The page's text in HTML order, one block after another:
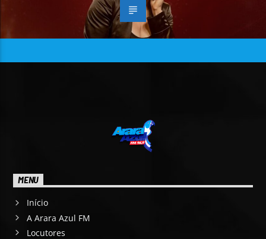
MENU
Início
A Arara Azul FM
Locutores